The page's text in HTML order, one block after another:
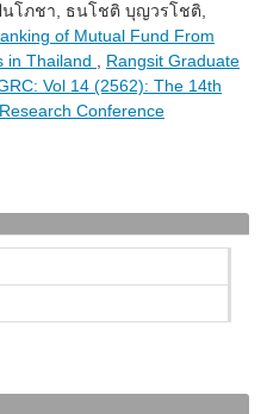
โภชา, ธนโชติ บุญวรโชติ,
of Mutual Fund From
in Thailand
Rangsit Graduate
Vol 14 (2562): The 14th
Conference